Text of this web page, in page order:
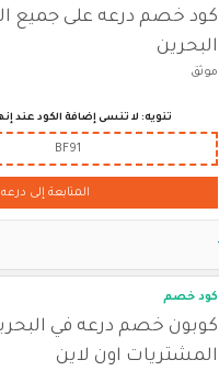
كود خصم درعه على جميع
البحرين
موثق
تنويه: لا تنسى إضافة الكود عند
BF91
المتابعة إلى درعه
كود خصم
كوبون خصم درعه في
المشتريات اون لاين